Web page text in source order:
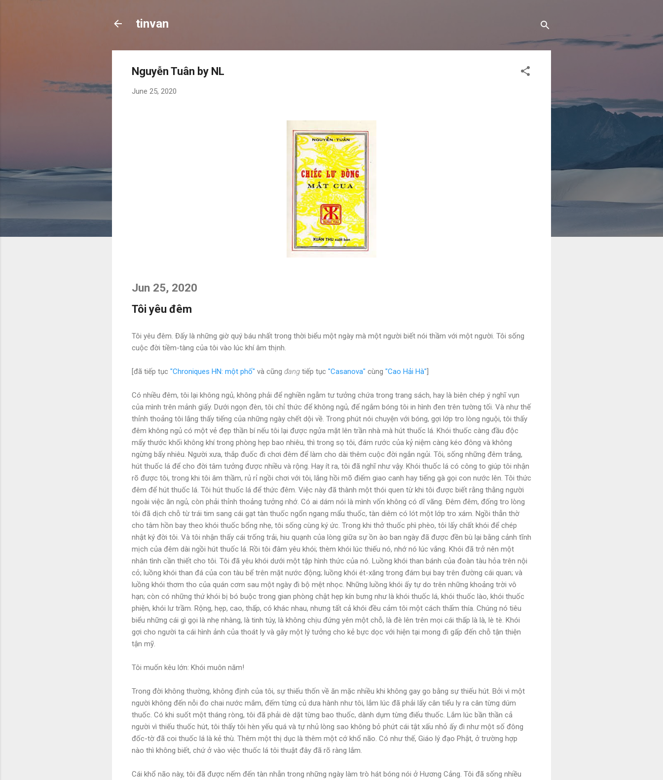
tinvan
Nguyễn Tuân by NL
June 25, 2020
Jun 25, 2020
Tôi yêu đêm
Tôi yêu đêm. Đấy là những giờ quý báu nhất trong thời biểu một ngày mà một người biết nói thầm với một người. Tôi sống
cuộc đời tiềm-tàng của tôi vào lúc khí âm thịnh.
[đã tiếp tục "Chroniques HN: một phố" và cũng đang tiếp tục "Casanova" cùng "Cao Hải Hà"
Có nhiều đêm, tôi lại không ngủ, không phải để nghiền ngẫm tư tưởng chứa trong trang sách, hay là biên chép ý nghĩ vụn
của mình trên mảnh giấy. Dưới ngọn đèn, tôi chỉ thức để không ngủ, để ngắm bóng tôi in hình đen trên tường tối. Và như thế
thỉnh thoảng tôi lắng thấy tiếng của những ngày chết dội về. Trong phút nói chuyện với bóng, gợi lớp tro lòng nguội, tôi thấy
đêm không ngủ có một vẻ đẹp thần bí nếu tôi lại được ngửa mặt lên trần nhà mà hút thuốc lá. Khói thuốc càng đầu độc
mấy thước khối không khí trong phòng hẹp bao nhiêu, thì trong sọ tôi, đám rước của kỷ niệm càng kéo đông và không
ngừng bấy nhiêu. Người xưa, thắp đuốc đi chơi đêm để làm cho dài thêm cuộc đời ngắn ngủi. Tôi, sống những đêm trắng,
hút thuốc lá để cho đời tâm tưởng được nhiều và rộng. Hay ít ra, tôi đã nghĩ như vậy. Khói thuốc lá có công to giúp tôi nhận
rõ được tôi, trong khi tôi âm thầm, rủ rỉ ngồi chơi với tôi, lắng hồi mõ điếm giao canh hay tiếng gà gọi con nước lên. Tôi thức
đêm để hút thuốc lá. Tôi hút thuốc lá để thức đêm. Việc này đã thành một thói quen từ khi tôi được biết rằng thằng người
ngoài việc ăn ngủ, còn phải thỉnh thoảng tưởng nhớ. Có ai dám nói là mình vốn không có dĩ vãng. Đêm đêm, đống tro lòng
tôi đã dịch chỗ từ trái tim sang cái gạt tàn thuốc ngổn ngang mẩu thuốc, tàn diêm có lót một lớp tro xám. Ngồi thẫn thờ
cho tâm hồn bay theo khói thuốc bổng nhẹ, tôi sống cùng ký ức. Trong khi thở thuốc phì phèo, tôi lấy chất khói để chép
nhật ký đời tôi. Và tôi nhận thấy cái trống trải, hiu quạnh của lòng giữa sự ồn ào ban ngày đã được đền bù lại bằng cảnh tĩnh
mịch của đêm dài ngồi hút thuốc lá. Rồi tôi đâm yêu khói; thèm khói lúc thiếu nó, nhớ nó lúc vắng. Khói đã trở nên một
nhân tình cần thiết cho tôi. Tôi đã yêu khói dưới một tập hình thức của nó. Luồng khói than bánh của đoàn tàu hỏa trên nội
cỏ; luồng khói than đá của con tàu bể trên mặt nước động; luồng khói ét-xăng trong đám bụi bay trên đường cái quan; và
luồng khói thơm tho của quán cơm sau một ngày đi bộ mệt nhọc. Những luồng khói ấy tự do trên những khoảng trời vô
hạn; còn có những thứ khói bị bó buộc trong gian phòng chật hẹp kín bưng như là khói thuốc lá, khói thuốc lào, khói thuốc
phiện, khói lư trầm. Rộng, hẹp, cao, thấp, có khác nhau, nhưng tất cả khói đều cảm tôi một cách thấm thía. Chúng nó tiêu
biểu những cái gì gọi là nhẹ nhàng, là tinh túy, là không chịu đứng yên một chỗ, là đè lên trên mọi cái thấp là là, lè tè. Khói
gợi cho người ta cái hình ảnh của thoát ly và gây một lý tưởng cho kẻ bực dọc với hiện tại mong đi gấp đến chỗ tận thiện
tận mỹ.
Tôi muốn kêu lớn: Khói muôn năm!
Trong đời không thường, không định của tôi, sự thiếu thốn về ăn mặc nhiều khi không gay go bằng sự thiếu hút. Bởi vì một
người không đến nỗi đo chai nước mắm, đếm từng củ dưa hành như tôi, lắm lúc đã phải lấy cân tiểu ly ra cân từng dúm
thuốc. Có khi suốt một tháng ròng, tôi đã phải dè dặt từng bao thuốc, dành dụm từng điếu thuốc. Lắm lúc bần thần cả
người vì thiếu thuốc hút, tôi thấy tôi hèn yếu quá và tự nhủ lòng sao không bỏ phứt cái tật xấu nhỏ ấy đi như một số đông
đốc-tờ đã coi thuốc lá là kẻ thù. Thêm một thị dục là thêm một cớ khổ não. Có như thế, Giáo lý đạo Phật, ở trường hợp
nào thì không biết, chứ ở vào việc thuốc lá tôi thuật đây đã rõ ràng lắm.
Cái khổ não này, tôi đã được nếm đến tàn nhẫn trong những ngày làm trò hát bóng nói ở Hương Cảng. Tôi đã sống nhiều